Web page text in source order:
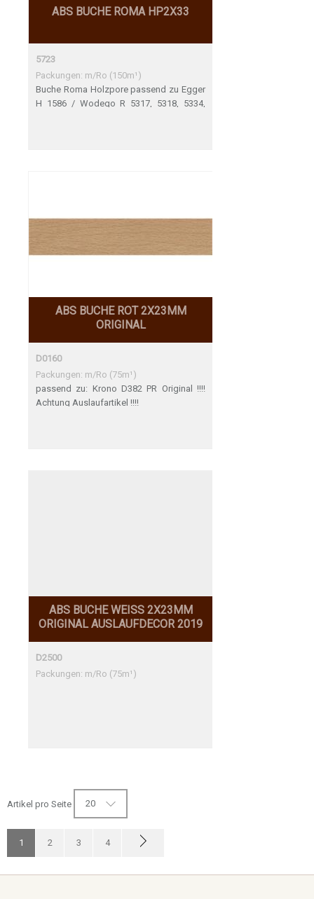
ABS BUCHE ROMA HP2X33
5723
Packungen: m/Ro (150m¹)
Buche Roma Holzpore passend zu Egger
H 1586 / Wodego R 5317, 5318, 5334,
ABS BUCHE ROT 2X23MM
ORIGINAL
D0160
Packungen: m/Ro (75m¹)
passend zu: Krono D382 PR Original !!!!
Achtung Auslaufartikel !!!!
ABS BUCHE WEISS 2X23MM
ORIGINAL AUSLAUFDECOR 2019
D2500
Packungen: m/Ro (75m¹)
Artikel pro Seite 20
1 2 3 4